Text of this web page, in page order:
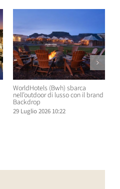
WorldHotels (Bwh) sbarca
nell’outdoor di lusso con il brand
Backdrop
29 Luglio 2026 10:22